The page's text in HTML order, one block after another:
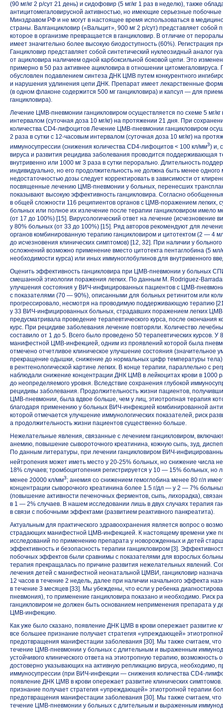
(90 мг/кг 2 р/сут 21 день) и сидофовир (5 мг/кг 1 раз в неделю), также
антицитомегаловирусной активностью, но имеющие серьезные
Минздравом РФ и не могут в настоящее время использоваться в
страны. Валганцикловир («Вальцит», 900 мг 2 р/сут) представляет собой
которое в организме превращается в ганцикловир. В отличие от
имеет значительно более высокую биодоступность (60%). Регистрация
Ганцикловир представляет собой синтетический нуклеозидный аналог
от ацикловира наличием одной карбоксильной боковой цепи. Это
примерно в 50 раз активнее ацикловира в отношении
обусловлен подавлением синтеза ДНК ЦМВ путем конкурентного
и нарушения удлинения цепи ДНК. Препарат имеет лекарственные
(в одном флаконе содержится 500 мг ганцикловира) и капсул — для
ганцикловира).
Лечение ЦМВ-пневмонии ганцикловиром осуществляется по схеме 5 мг/кг
интервалом (суточная доза 10 мг/кг) на протяжении 21 дня. При
количества СD4-лифоцитов Лечение ЦМВ-пневмонии ганцикловиром
2 раза в сутки с 12-часовым интервалом (суточная доза 10 мг/кг) на
иммуносупрессии (снижения количества СD4-лифоцитов < 100 кл/мм3) и,
вируса и развития рецидива заболевания проводится поддерживающая
внутривенно или 1000 мг 3 раза в сутки перорально. Длительность
индивидуально, но его продолжительность не должна быть менее
недостаточностью дозы следует корректировать в зависимости от
посвященные лечению ЦМВ-пневмонии у больных, перенесших
показывают высокую эффективность ганцикловира. Согласно
в общей сложности 116 реципиентов органов с ЦМВ-поражением легких,
больных или полное их излечение после терапии ганцикловиром имело
(от 17 до 100%) [15]. Вирусологический ответ на лечение (исчезновение
у 80% больных (от 33 до 100%) [15]. Ряд авторов рекомендуют для
органов комбинированную терапию ганцикловиром и цитотектом (2 — 4
до исчезновения клинических симптомов) [12, 32]. При наличии у
осложнений возможно применение вместо цитотекта пентаглобина (5
необходимости курса) или иных иммуноглобулинов для внутривенного
Оценить эффективность ганцикловира при ЦМВ-пневмонии у больных
смешанной этиологии поражения легких. По данным М. Rodriguez-
улучшения состояния у ВИЧ-инфицированных пациентов с ЦМВ-
с показателями (70 — 90%), описанными для больных ретинитом или
прогрессировало, несмотря на проводимую поддерживающую терапию
у 33 ВИЧ-инфицированных больных, страдавших поражением легких
предусматривала проведение терапевтического курса, после
курс. При рецидиве заболевания лечение повторяли. Количество
составило от 1 до 5. Всего было проведено 50 терапевтических курсов.
манифестной ЦМВ-инфекцией, одним из проявлений которой была
отмечено отчетливое клиническое улучшение состояния (значительное
прекращение одышки, снижение до нормальных цифр температуры
в рентгенологической картине легких. В конце терапии, параллельно с
наблюдали снижение концентрации ДНК ЦМВ в лейкоцитах крови в 1000
до неопределяемого уровня. Вследствие сохранения глубокой
рецидивы заболевания. Продолжительность жизни пациентов,
ЦМВ-пневмонии, была вдвое больше, чем у лиц, этиотропная терапия
благодаря применению у больных ВИЧ-инфекцией комбинированной
которой отмечается улучшение иммунологических показателей, риск
а продолжительность жизни пациентов существенно больше.
Нежелательные явления, связанные с лечением ганцикловиром,
анемию, повышение сывороточного креатинина, кожную сыпь, зуд,
По данным литературы, при лечении ганцикловиром ВИЧ-
нейтропения может иметь место у 20-25% больных, но снижение числа
18% случаев; тромбоцитопения регистрируется у 10 — 15% больных,
менее 20000 кл/мм3; анемия со снижением гемоглобина менее 80 г/л
концентрации сыворочного креатинина более 1.5 г/дл — у 2 — 7%
(повышение активности печеночных ферментов, сыпь, лихорадка),
в 1 — 2% случаев. В нашем исследовании лишь в двух случаях терапия
в связи с побочными эффектами (развитием реактивного панкреатита).
Актуальным для практического здравоохранения является вопрос о
страдающих манифестной ЦМВ-инфекцией. К настоящему времени уже
исследований по применению препарата у новорожденных и детей
эффективность и безопасность терапии ганцикловиром [3].
побочных эффектов были сравнимы с показателями для взрослых
терапия прекращалась по причине развития нежелательных явлений.
лечения детей с манифестной неонатальной ЦМВИ, ганцикловир
12 часов в течение 2 недель, далее при наличии начального эффекта
в течение 3 месяцев [33]. Мы убеждены, что если у ребенка
пневмония), то применение ганцикловира показано и необходимо. Риск
ганцикловиром не должен быть основанием неприменения препарата у
ЦМВ-инфекцию.
Как уже было сказано, появление ДНК ЦМВ в крови опережает развитие
все большее признание получает стратегия «упреждающей»
предотвращения манифестации заболевания [30]. Мы также считаем,
течение ЦМВ-пневмонии у больных с длительным и выраженным
устойчивого клинического ответа на этиотропную терапию,
достоверно указывающих на активную репликацию вируса, необходимо,
иммуносупрессии (при ВИЧ-инфекции — снижения количества CD4-
появление ДНК ЦМВ в крови опережает развитие клинических
признание получает стратегия «упреждающей» этиотропной терапии
предотвращения манифестации заболевания [30]. Мы также считаем,
течение ЦМВ-пневмонии у больных с длительным и выраженным